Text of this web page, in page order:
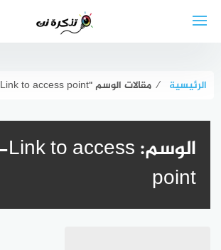
الرئيسية ⁄ مقالات الوسم "TP-Link to access point"
الوسم:to access
point